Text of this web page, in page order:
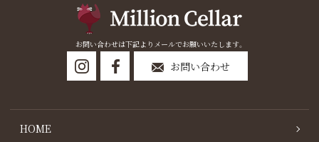
お問い合わせは下記よりメールでお願いいたします。
お問い合わせ
HOME